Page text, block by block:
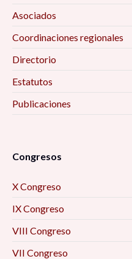
Asociados
Coordinaciones regionales
Directorio
Estatutos
Publicaciones
Congresos
X Congreso
IX Congreso
VIII Congreso
VII Congreso